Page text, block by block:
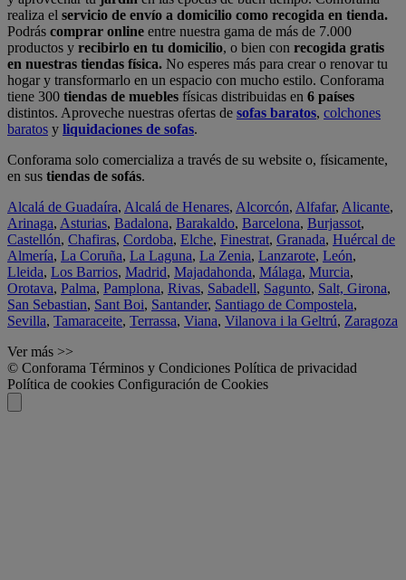
realiza el servicio de envío a domicilio como recogida en tienda.
Podrás comprar online entre nuestra gama de más de 7.000
productos y recibirlo en tu domicilio, o bien con recogida gratis
en nuestras tiendas física. No esperes más para crear o renovar tu
hogar y transformarlo en un espacio con mucho estilo. Conforama
tiene 300 tiendas de muebles físicas distribuidas en 6 países
distintos. Aproveche nuestras ofertas de sofas baratos, colchones
baratos y liquidaciones de sofas.
Conforama solo comercializa a través de su website o, físicamente,
en sus tiendas de sofás.
Alcalá de Guadaíra, Alcalá de Henares, Alcorcón, Alfafar, Alicante,
Arinaga, Asturias, Badalona, Barakaldo, Barcelona, Burjassot,
Castellón, Chafiras, Cordoba, Elche, Finestrat, Granada, Huércal de
Almería, La Coruña, La Laguna, La Zenia, Lanzarote, León,
Lleida, Los Barrios, Madrid, Majadahonda, Málaga, Murcia,
Orotava, Palma, Pamplona, Rivas, Sabadell, Sagunto, Salt, Girona,
San Sebastian, Sant Boi, Santander, Santiago de Compostela,
Sevilla, Tamaraceite, Terrassa, Viana, Vilanova i la Geltrú, Zaragoza
Ver más >>
© Conforama Términos y Condiciones Política de privacidad
Política de cookies Configuración de Cookies